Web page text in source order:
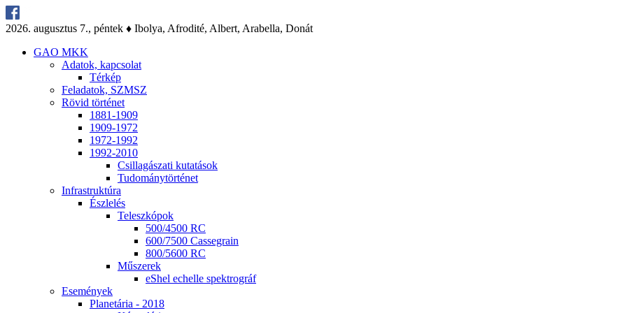
2026. au­gusz­tus 7., pén­tek ♦ Ibo­lya, Af­ro­di­té, Al­bert, Arab­el­la, Do­nát
GAO MKK
Ada­tok, kap­cso­lat
Tér­kép
Fel­ada­tok, SZMSZ
Rö­vid tör­té­net
1881-1909
1909-1972
1972-1992
1992-2010
Csil­la­gá­sza­ti ku­ta­tá­sok
Tu­do­mány­tör­té­net
Inf­ra­struk­tú­ra
Ész­le­lés
Te­lesz­kó­pok
500/4500 RC
600/7500 Cas­seg­ra­in
800/5600 RC
Mű­sze­rek
eS­hel echel­le spekt­ro­gráf
Ese­mé­nyek
Pla­ne­tá­ria - 2018